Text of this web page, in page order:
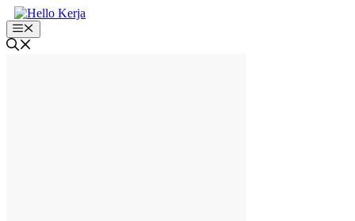
Skip
to
content
Menu